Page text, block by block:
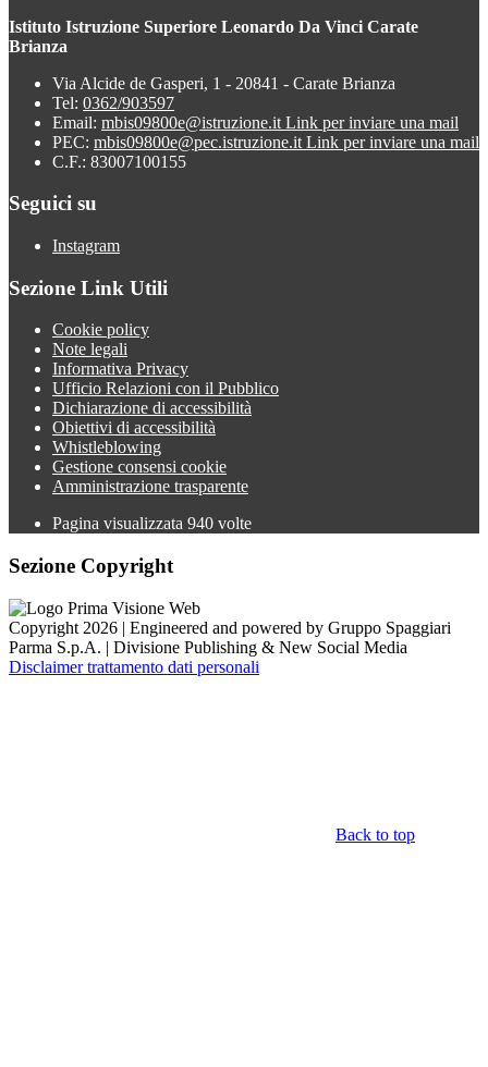
Istituto Istruzione Superiore Leonardo Da Vinci Carate
Brianza
Via Alcide de Gasperi, 1 - 20841 - Carate Brianza
Tel: 0362/903597
Email: mbis09800e@istruzione.it Link per inviare una mail
PEC: mbis09800e@pec.istruzione.it Link per inviare una mail
C.F.: 83007100155
Seguici su
Instagram
Sezione Link Utili
Cookie policy
Note legali
Informativa Privacy
Ufficio Relazioni con il Pubblico
Dichiarazione di accessibilità
Obiettivi di accessibilità
Whistleblowing
Gestione consensi cookie
Amministrazione trasparente
Pagina visualizzata 940 volte
Sezione Copyright
Copyright 2026 | Engineered and powered by Gruppo Spaggiari
Parma S.p.A. | Divisione Publishing & New Social Media
Disclaimer trattamento dati personali
Back to top